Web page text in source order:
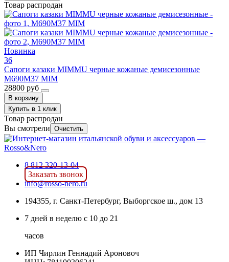
Товар распродан
Новинка
36
Сапоги казаки MIMMU черные кожаные демисезонные
M690M37 MIM
28800 руб
В корзину
Купить в 1 клик
Товар распродан
Вы смотрели Очистить
8 812 320-13-04
Заказать звонок
info@rosso-nero.ru
194355, г. Санкт-Петербург, Выборгское ш., дом 13
7 дней в неделю с 10 до 21
часов
ИП Чирлин Геннадий Ароновоч